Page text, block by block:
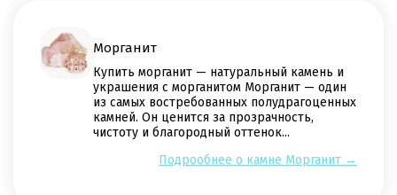
Морганит
Купить морганит — натуральный камень и
украшения с морганитом Морганит — один
из самых востребованных полудрагоценных
камней. Он ценится за прозрачность,
чистоту и благородный оттенок...
Подрообнее о камне Морганит →